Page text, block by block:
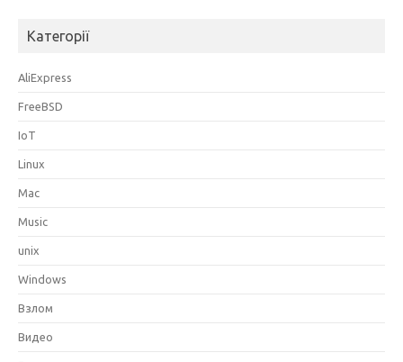
Категорії
AliExpress
FreeBSD
IoT
Linux
Mac
Music
unix
Windows
Взлом
Видео